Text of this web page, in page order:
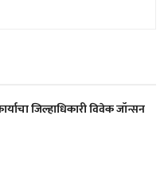
जिल्हाधिकारी विवेक जॉन्सन